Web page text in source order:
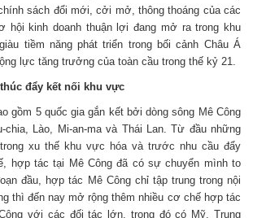
sách đổi mới, cởi mở, thông thoáng của các
hội kinh doanh thuận lợi đang mở ra trong khu
tiềm năng phát triển trong bối cảnh Châu Á
lực tăng trưởng của toàn cầu trong thế kỷ 21.
đẩy kết nối khu vực
gồm 5 quốc gia gắn kết bởi dòng sông Mê Công
chia, Lào, Mi-an-ma và Thái Lan. Từ đầu những
xu thế khu vực hóa và trước nhu cầu đẩy
hợp tác tại Mê Công đã có sự chuyển mình to
đầu, hợp tác Mê Công chỉ tập trung trong nội
thì đến nay mở rộng thêm nhiều cơ chế hợp tác
với các đối tác lớn, trong đó có Mỹ, Trung